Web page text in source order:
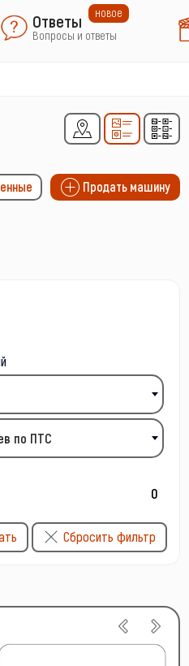
Ответы
Вопросы и ответы
новое
Продать машину
по ПТС
Сбросить фильтр